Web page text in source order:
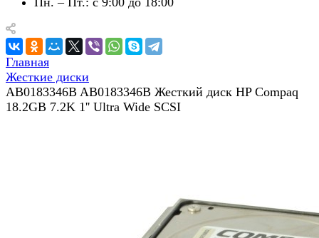
Главная
Жесткие диски
AB0183346B AB0183346B Жесткий диск HP Compaq
18.2GB 7.2K 1'' Ultra Wide SCSI